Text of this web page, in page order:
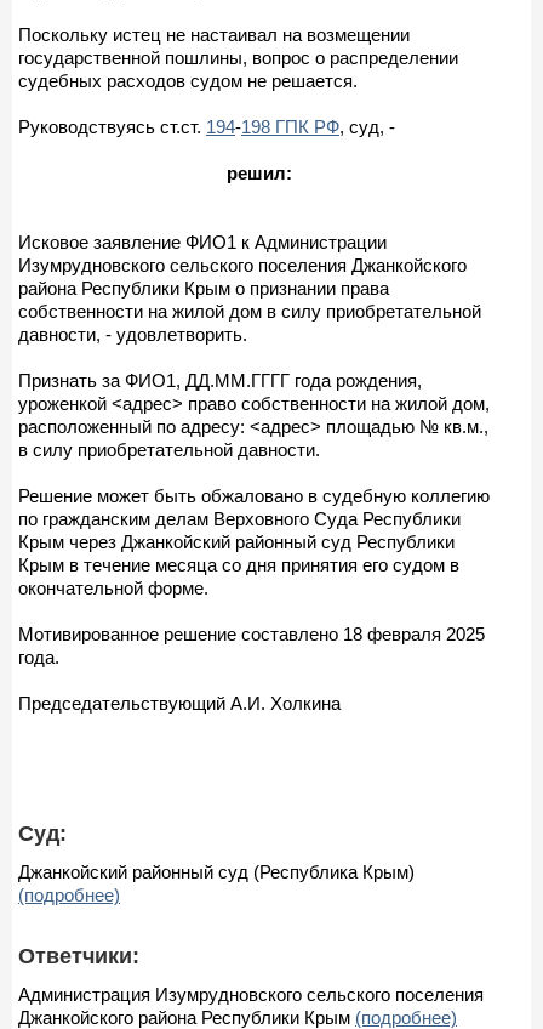
Поскольку истец не настаивал на возмещении
государственной пошлины, вопрос о распределении
судебных расходов судом не решается.
Руководствуясь ст.ст. 194-198 ГПК РФ, суд, -
решил:
Исковое заявление ФИО1 к Администрации
Изумрудновского сельского поселения Джанкойского
района Республики Крым о признании права
собственности на жилой дом в силу приобретательной
давности, - удовлетворить.
Признать за ФИО1, ДД.ММ.ГГГГ года рождения,
уроженкой <адрес> право собственности на жилой дом,
расположенный по адресу: <адрес> площадью № кв.м.,
в силу приобретательной давности.
Решение может быть обжаловано в судебную коллегию
по гражданским делам Верховного Суда Республики
Крым через Джанкойский районный суд Республики
Крым в течение месяца со дня принятия его судом в
окончательной форме.
Мотивированное решение составлено 18 февраля 2025
года.
Председательствующий А.И. Холкина
Суд:
Джанкойский районный суд (Республика Крым)
(подробнее)
Ответчики:
Администрация Изумрудновского сельского поселения
Джанкойского района Республики Крым (подробнее)